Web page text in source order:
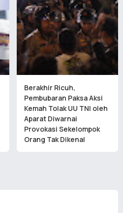
Berakhir Ricuh,
Pembubaran Paksa Aksi
Kemah Tolak UU TNI oleh
Aparat Diwarnai
Provokasi Sekelompok
Orang Tak Dikenal